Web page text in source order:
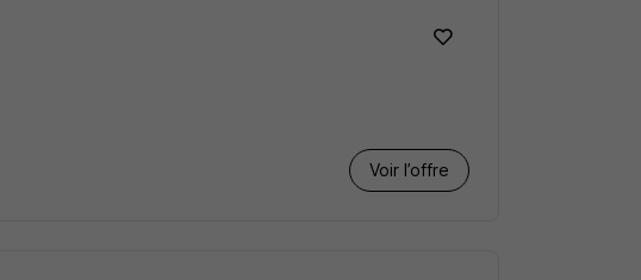
Voir l’offre